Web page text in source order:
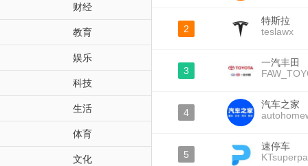
财经
教育
娱乐
科技
生活
体育
文化
2
特斯拉
teslawx
3
一汽丰田
4
汽车之家
5
速停车